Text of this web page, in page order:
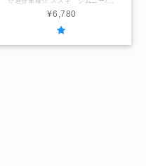
バッフルボード
¥6,780